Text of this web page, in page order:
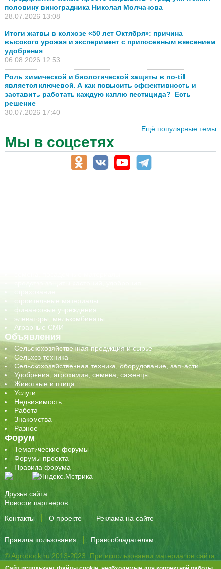
половину виноградника Николая Молчанова
28.07.2026 13:08
Итоги жатвы в колхозе «50 лет Октября»: причина
высокого урожая и эксперимент с припосевным внесением
удобрения
06.08.2026 12:53
Роль химической и биологической защиты в no-till
является ключевой. А как повысить эффективность и
заставить работать каждую каплю пестицида? Есть
решение
30.07.2026 17:40
Ещё популярные темы
Мы в соцсетях
строительные материалы
финансовые учреждения
элеваторы, мелькомбинаты
Аграрные СМИ
Объявления
Сельскохозяйственная продукция и сырье
Сельхоз техника
Сельскохозяйственная техника, оборудование, запчасти
Удобрения, агрохимия, семена, саженцы
Животные и птица
Услуги
Недвижимость
Работа
Знакомства
Разное
Форум
Тематические форумы
Форумы проекта
Правила форума
Друзья сайта
Новости партнеров
Контакты
О проекте Реклама на сайте
Правила пользования
Правообладателям
© Agrobook.ru 2013-2023. При использовании материалов сайта
активная ссылка на публикацию обязательна.